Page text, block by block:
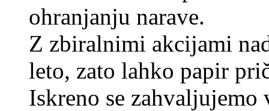
ohranjanju narave.
Z zbiralnimi akcijami
leto, zato lahko papir
Iskreno se zahvaljujemo